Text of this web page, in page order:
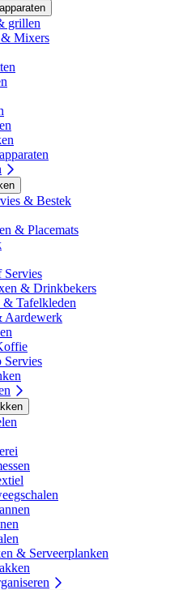
grillen
Mixers
& Bestek
& Placemats
Servies
& Drinkbekers
& Tafelkleden
Aardewerk
Servies
& Serveerplanken